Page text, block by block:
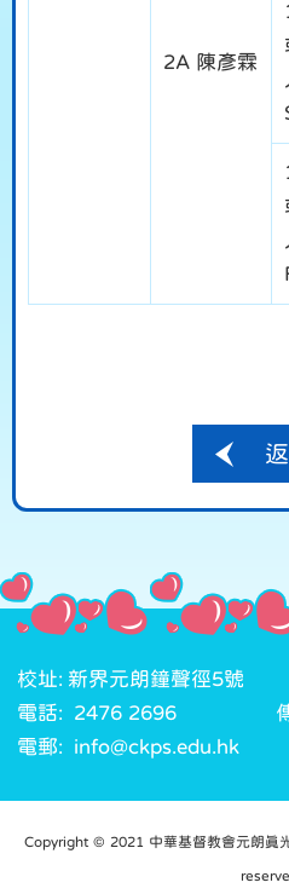
2A 陳彥霖
校址: 新界元朗鐘聲徑5號
電話: 2476 2696
電郵: info@ckps.edu.hk
Copyright © 2021 中華基督教會元朗真